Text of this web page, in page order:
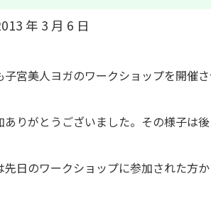
年 3 月 6 日
子宮美人ヨガのワークショップを開催さ
ありがとうございました。その様子は
先日のワークショップに参加された方